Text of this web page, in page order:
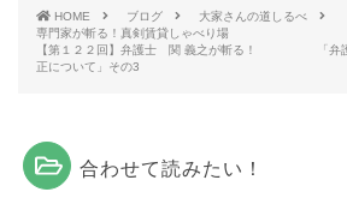
HOME ブログ
大家さんの道しるべ
専門家が斬る！真剣賃貸しゃべり場
【第１２２回】弁護士 関 義之が斬る！ 「弁護
正について」その3
合わせて読みたい！